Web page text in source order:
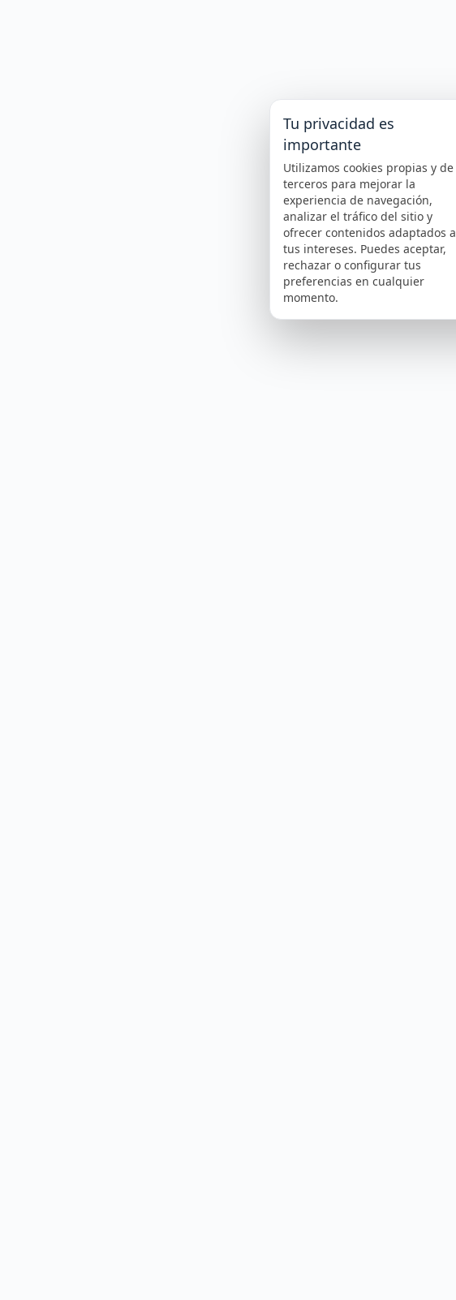
Tu privacidad es
importante
Utilizamos cookies propias y de
terceros para mejorar la
experiencia de navegación,
analizar el tráfico del sitio y
ofrecer contenidos adaptados a
tus intereses. Puedes aceptar,
rechazar o configurar tus
preferencias en cualquier
momento.